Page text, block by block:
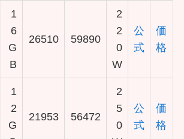
1
6
G
B
26510 59890
2
2
0
W
公
式
価
格
1
2
G
21953 56472
2
5
0
公
式
価
格